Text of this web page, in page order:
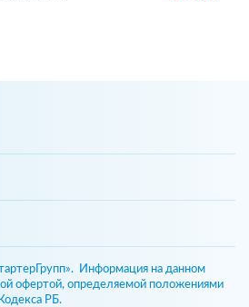
Информация на данном
офертой, определяемой положениями
РБ.